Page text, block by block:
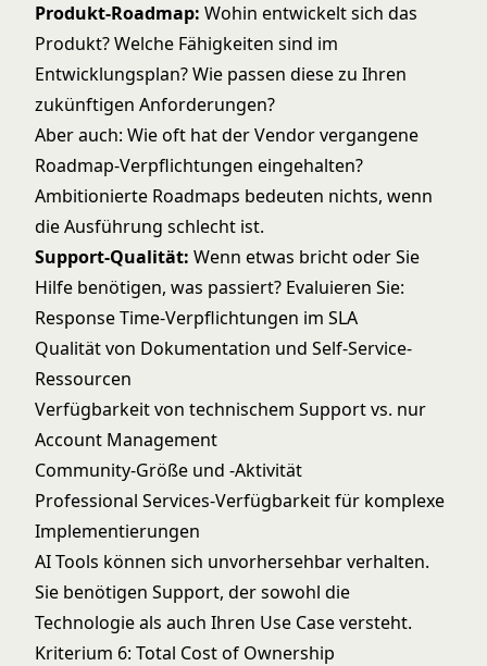
Produkt-Roadmap: Wohin entwickelt sich das
Produkt? Welche Fähigkeiten sind im
Entwicklungsplan? Wie passen diese zu Ihren
zukünftigen Anforderungen?
Aber auch: Wie oft hat der Vendor vergangene
Roadmap-Verpflichtungen eingehalten?
Ambitionierte Roadmaps bedeuten nichts, wenn
die Ausführung schlecht ist.
Support-Qualität: Wenn etwas bricht oder Sie
Hilfe benötigen, was passiert? Evaluieren Sie:
Response Time-Verpflichtungen im SLA
Qualität von Dokumentation und Self-Service-
Ressourcen
Verfügbarkeit von technischem Support vs. nur
Account Management
Community-Größe und -Aktivität
Professional Services-Verfügbarkeit für komplexe
Implementierungen
AI Tools können sich unvorhersehbar verhalten.
Sie benötigen Support, der sowohl die
Technologie als auch Ihren Use Case versteht.
Kriterium 6: Total Cost of Ownership